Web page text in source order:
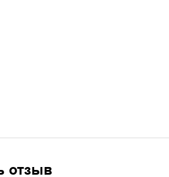
отзыв